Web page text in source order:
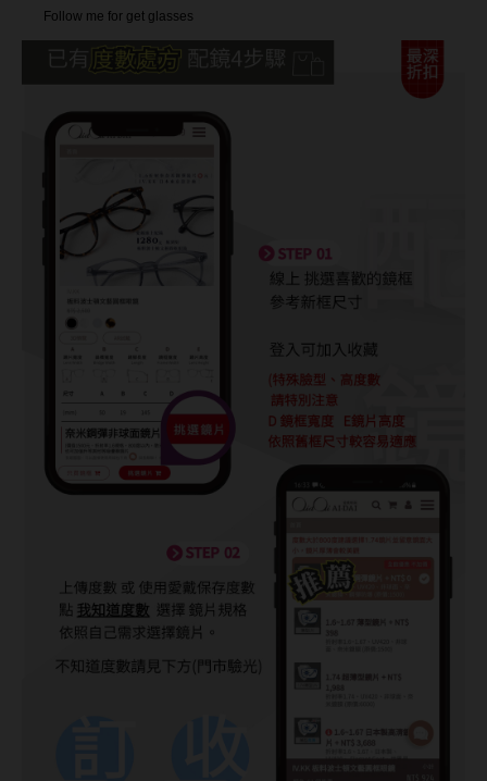
Follow me for get glasses